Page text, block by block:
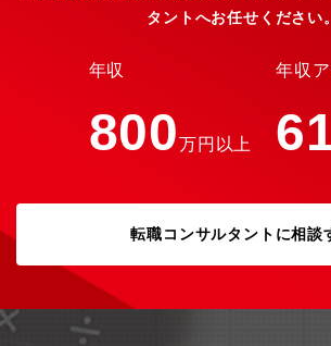
などの出入りも多く、働きやすい環境です。■
タントへお任せください。
年収
800万円以上
年収
転職コンサルタントに相談